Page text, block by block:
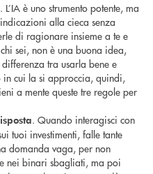
è uno strumento potente, ma
alla cieca senza
di ragionare insieme a te e
sei, non è una buona idea,
tra usarla bene e
in cui la si approccia, quindi,
a mente queste tre regole per
. Quando interagisci con
tuoi investimenti, falle tante
domanda vaga, per non
nei binari sbagliati, ma poi